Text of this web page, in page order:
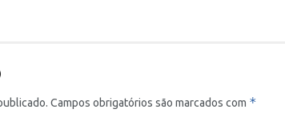
Campos obrigatórios são marcados com *